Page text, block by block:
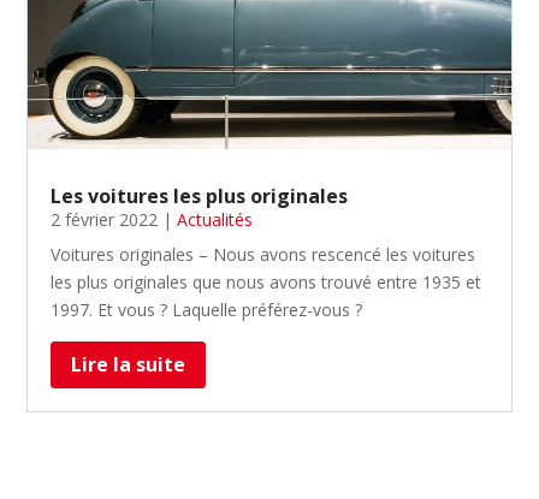
Les voitures les plus originales
2 février 2022 |Actualités
Voitures originales – Nous avons rescencé les voitures
les plus originales que nous avons trouvé entre 1935 et
1997. Et vous ? Laquelle préférez-vous ?
Lire la suite